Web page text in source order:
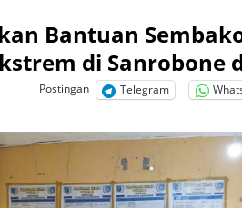
Bantuan
di Sanrobone
Postingan Telegram